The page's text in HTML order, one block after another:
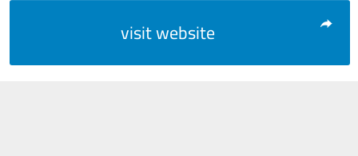
visit website